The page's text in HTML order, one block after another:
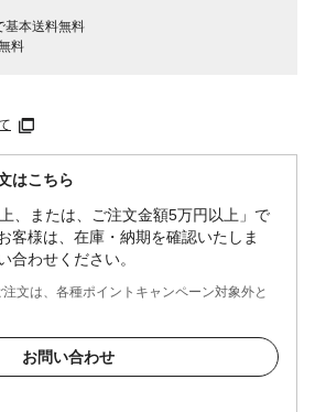
基本送料無料
料
はこちら
、または、ご注文金額5万円以上」で
客様は、在庫・納期を確認いたしま
合わせください。
文は、各種ポイントキャンペーン対象外と
お問い合わせ